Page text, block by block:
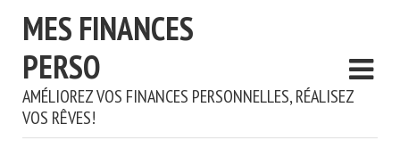
MES FINANCES
PERSO
AMÉLIOREZ VOS FINANCES PERSONNELLES, RÉALISEZ
VOS RÊVES!